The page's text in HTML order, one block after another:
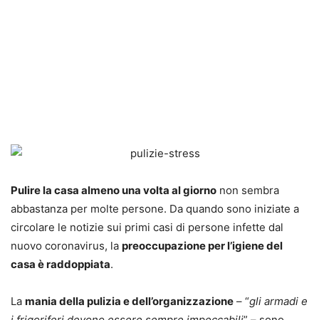
Pulire la casa almeno una volta al giorno non sembra
abbastanza per molte persone. Da quando sono iniziate a
circolare le notizie sui primi casi di persone infette dal
nuovo coronavirus, la preoccupazione per l’igiene del
casa è raddoppiata.
La mania della pulizia e dell’organizzazione – “gli armadi e